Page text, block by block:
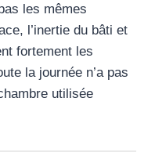
les mêmes
l’inertie du bâti et
fortement les
la journée n’a pas
utilisée